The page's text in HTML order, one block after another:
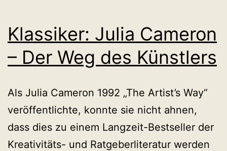
Klassiker: Julia Cameron
– Der Weg des Künstlers
Als Julia Cameron 1992 „The Artist’s Way“
veröffentlichte, konnte sie nicht ahnen,
dass dies zu einem Langzeit-Bestseller der
Kreativitäts- und Ratgeberliteratur werden